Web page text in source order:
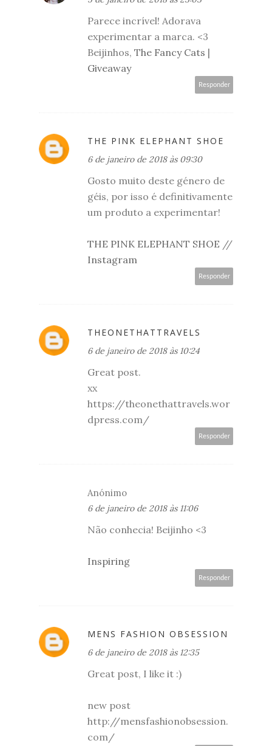
Parece incrível! Adorava
experimentar a marca. <3
Beijinhos, The Fancy Cats |
Giveaway
Responder
THE PINK ELEPHANT SHOE
6 de janeiro de 2018 às 09:30
Gosto muito deste género de
géis, por isso é definitivamente
um produto a experimentar!
THE PINK ELEPHANT SHOE //
Instagram
Responder
THEONETHATTRAVELS
6 de janeiro de 2018 às 10:24
Great post.
xx
https://theonethattravels.wor
dpress.com/
Responder
Anónimo
6 de janeiro de 2018 às 11:06
Não conhecia! Beijinho <3
Inspiring
Responder
MENS FASHION OBSESSION
6 de janeiro de 2018 às 12:35
Great post, I like it :)
new post
http://mensfashionobsession.
com/